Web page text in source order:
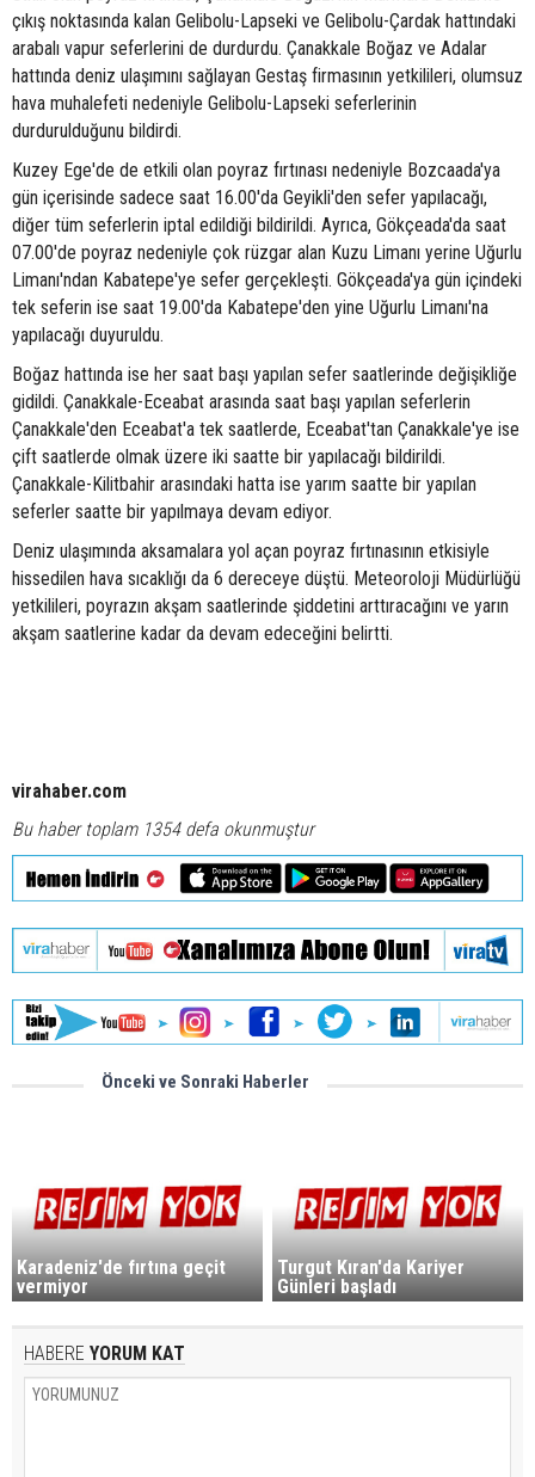
çıkış noktasında kalan Gelibolu-Lapseki ve Gelibolu-Çardak hattındaki
arabalı vapur seferlerini de durdurdu. Çanakkale Boğaz ve Adalar
hattında deniz ulaşımını sağlayan Gestaş firmasının yetkilileri, olumsuz
hava muhalefeti nedeniyle Gelibolu-Lapseki seferlerinin
durdurulduğunu bildirdi.
Kuzey Ege'de de etkili olan poyraz fırtınası nedeniyle Bozcaada'ya
gün içerisinde sadece saat 16.00'da Geyikli'den sefer yapılacağı,
diğer tüm seferlerin iptal edildiği bildirildi. Ayrıca, Gökçeada'da saat
07.00'de poyraz nedeniyle çok rüzgar alan Kuzu Limanı yerine Uğurlu
Limanı'ndan Kabatepe'ye sefer gerçekleşti. Gökçeada'ya gün içindeki
tek seferin ise saat 19.00'da Kabatepe'den yine Uğurlu Limanı'na
yapılacağı duyuruldu.
Boğaz hattında ise her saat başı yapılan sefer saatlerinde değişikliğe
gidildi. Çanakkale-Eceabat arasında saat başı yapılan seferlerin
Çanakkale'den Eceabat'a tek saatlerde, Eceabat'tan Çanakkale'ye ise
çift saatlerde olmak üzere iki saatte bir yapılacağı bildirildi.
Çanakkale-Kilitbahir arasındaki hatta ise yarım saatte bir yapılan
seferler saatte bir yapılmaya devam ediyor.
Deniz ulaşımında aksamalara yol açan poyraz fırtınasının etkisiyle
hissedilen hava sıcaklığı da 6 dereceye düştü. Meteoroloji Müdürlüğü
yetkilileri, poyrazın akşam saatlerinde şiddetini arttıracağını ve yarın
akşam saatlerine kadar da devam edeceğini belirtti.
virahaber.com
Bu haber toplam 1354 defa okunmuştur
Önceki ve Sonraki Haberler
Karadeniz'de fırtına geçit
vermiyor
Turgut Kıran'da Kariyer
Günleri başladı
HABERE YORUM KAT